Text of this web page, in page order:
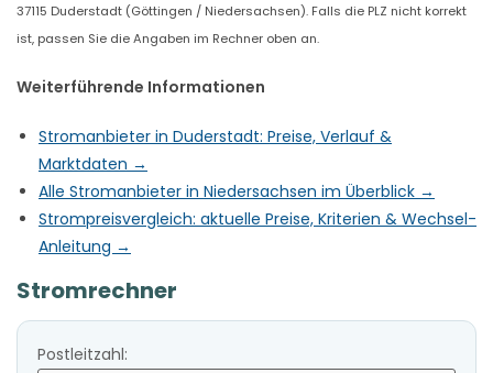
37115 Duderstadt (Göttingen / Niedersachsen). Falls die PLZ nicht korrekt
ist, passen Sie die Angaben im Rechner oben an.
Weiterführende Informationen
Stromanbieter in Duderstadt: Preise, Verlauf &
Marktdaten →
Alle Stromanbieter in Niedersachsen im Überblick →
Strompreisvergleich: aktuelle Preise, Kriterien & Wechsel-
Anleitung →
Stromrechner
Postleitzahl: